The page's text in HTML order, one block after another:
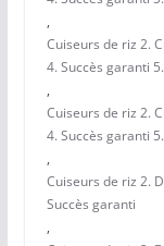
,
Cuiseurs de riz 2.
4. Succès garanti
,
Cuiseurs de riz 2.
4. Succès garanti
,
Cuiseurs de riz 2.
Succès garanti
,